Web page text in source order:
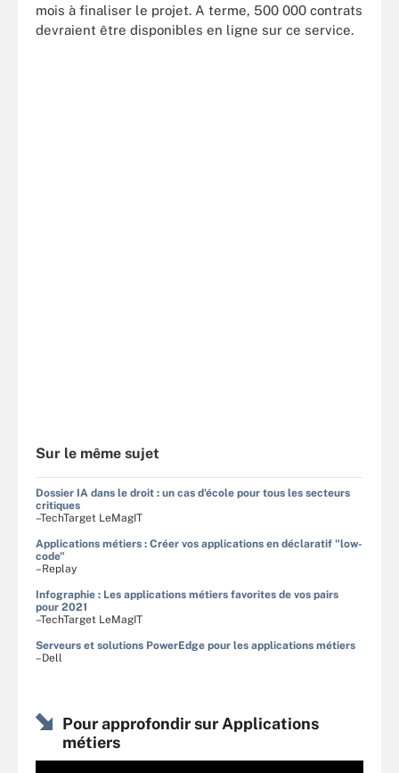
mois à finaliser le projet. A terme, 500 000 contrats
devraient être disponibles en ligne sur ce service.
Sur le même sujet
Dossier IA dans le droit : un cas d'école pour tous les secteurs
critiques
–TechTarget LeMagIT
Applications métiers : Créer vos applications en déclaratif "low-
code"
–Replay
Infographie : Les applications métiers favorites de vos pairs
pour 2021
–TechTarget LeMagIT
Serveurs et solutions PowerEdge pour les applications métiers
–Dell
Pour approfondir sur Applications
métiers